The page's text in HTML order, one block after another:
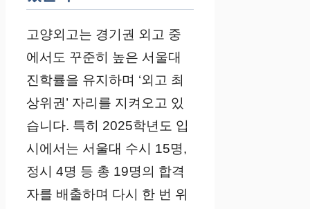
고양외고는 경기권 외고 중
에서도 꾸준히 높은 서울대
진학률을 유지하며 ‘외고 최
상위권’ 자리를 지켜오고 있
습니다. 특히 2025학년도 입
시에서는 서울대 수시 15명,
정시 4명 등 총 19명의 합격
자를 배출하며 다시 한 번 위